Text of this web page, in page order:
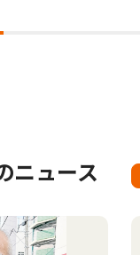
ニュース